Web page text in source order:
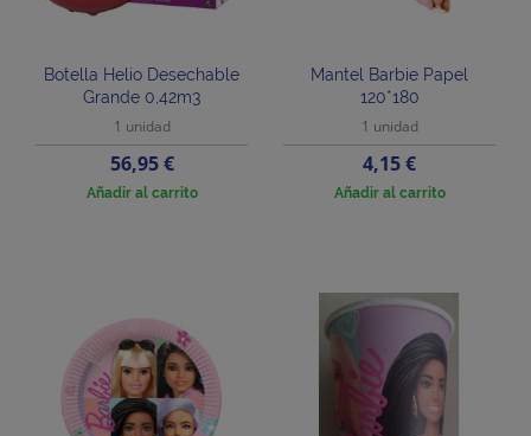
Botella Helio Desechable
Grande 0,42m3
1 unidad
Precio
56,95 €
Añadir al carrito
Mantel Barbie Papel
120*180
1 unidad
Precio
4,15 €
Añadir al carrito